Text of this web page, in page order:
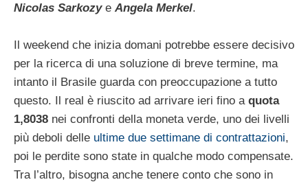
Nicolas Sarkozye Angela Merkel.
Il weekend che inizia domani potrebbe essere decisivo
per la ricerca di una soluzione di breve termine, ma
intanto il Brasile guarda con preoccupazione a tutto
questo. Il real è riuscito ad arrivare ieri fino a quota
1,8038 nei confronti della moneta verde, uno dei livelli
più deboli delle ultime due settimane di contrattazioni,
poi le perdite sono state in qualche modo compensate.
Tra l’altro, bisogna anche tenere conto che sono in